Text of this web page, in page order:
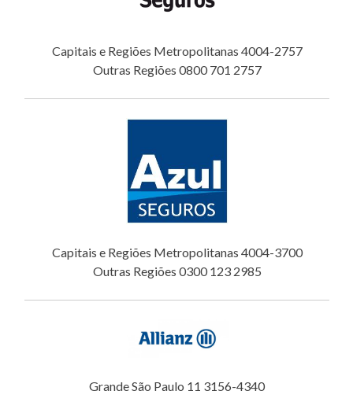
Capitais e Regiões Metropolitanas 4004-2757
Outras Regiões 0800 701 2757
Capitais e Regiões Metropolitanas 4004-3700
Outras Regiões 0300 123 2985
Grande São Paulo 11 3156-4340